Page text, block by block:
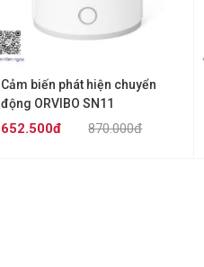
Cảm biến phát hiện chuyển
động ORVIBO SN11
870.000đ
652.500đ